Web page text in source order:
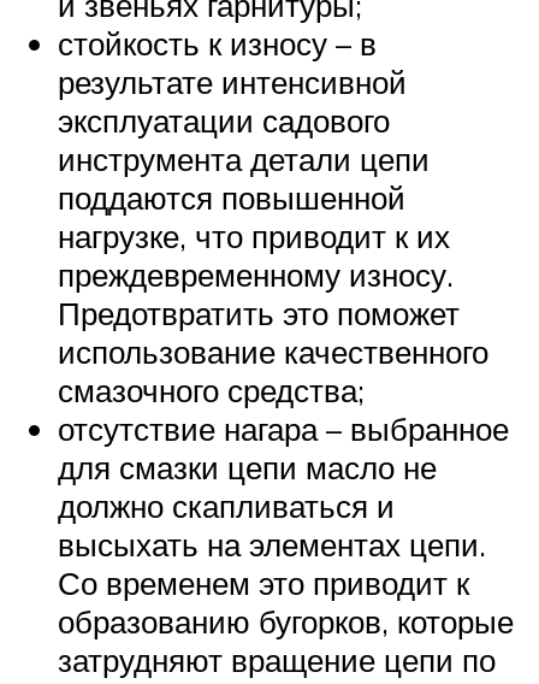
стойкость к износу – в
результате интенсивной
эксплуатации садового
инструмента детали цепи
поддаются повышенной
нагрузке, что приводит к их
преждевременному износу.
Предотвратить это поможет
использование качественного
смазочного средства;
отсутствие нагара – выбранное
для смазки цепи масло не
должно скапливаться и
высыхать на элементах цепи.
Со временем это приводит к
образованию бугорков, которые
затрудняют вращение цепи по